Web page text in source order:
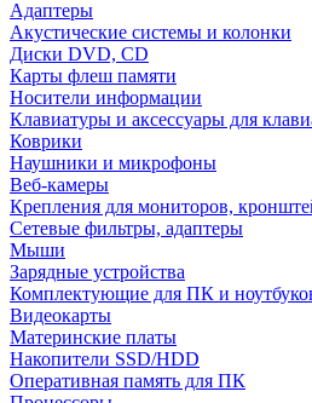
Адаптеры
Акустические системы и колонки
Диски DVD, CD
Карты флеш памяти
Носители информации
Клавиатуры и аксессуары для
Коврики
Наушники и микрофоны
Веб-камеры
Крепления для мониторов,
Сетевые фильтры, адаптеры
Мыши
Зарядные устройства
Комплектующие для ПК и
Видеокарты
Материнские платы
Накопители SSD/HDD
Оперативная память для ПК